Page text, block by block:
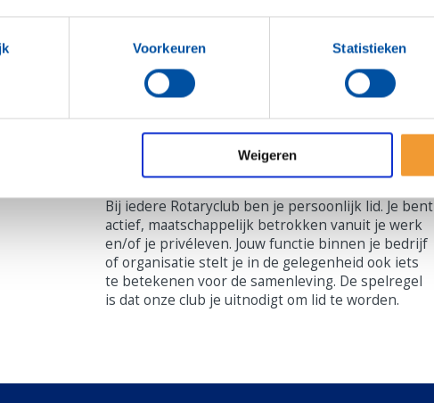
Voorkeuren Statistieken
Weigeren
diner
BT
gemeenschap zijn bij ons van harte welkom.
Een wereld waarin iedereen meetelt, mee kan
doen en waarin we samen met anderen proberen
daar een steentje aan bij te dragen. Diversiteit en
inclusiviteit staan daarbij voorop. Dat laten wij ook
zien met onze lokale projecten.
Hoe werkt een lidmaatschap
Bij iedere Rotaryclub ben je persoonlijk lid. Je bent
actief, maatschappelijk betrokken vanuit je werk
en/of je privéleven. Jouw functie binnen je bedrijf
of organisatie stelt je in de gelegenheid ook iets
te betekenen voor de samenleving. De spelregel
is dat onze club je uitnodigt om lid te worden.